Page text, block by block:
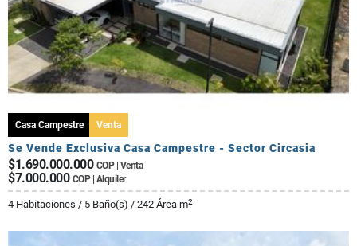
Casa Campestre Venta
Se Vende Exclusiva Casa Campestre - Sector Circasia
$1.690.000.000 COP | Venta
$7.000.000 COP | Alquiler
4 Habitaciones / 5 Baño(s) / 242 Área m2